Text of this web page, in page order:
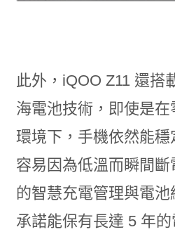
此外，iQOO Z11 還搭
海電池技術，即使是
環境下，手機依然能
容易因為低溫而瞬間
的智慧充電管理與電
承諾能保有長達 5 年